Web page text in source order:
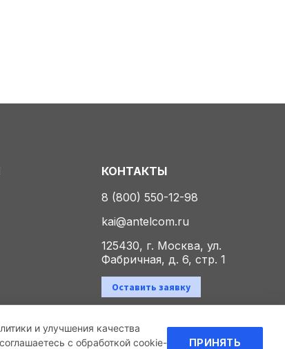
и улучшения качества
с обработкой cookie-
ПРИНЯТЬ
КОНТАКТЫ
8 (800) 550-12-98
kai@antelcom.ru
125430, г. Москва, ул.
Фабричная, д. 6, стр. 1
Оставить заявку
Политика конфиденциальности